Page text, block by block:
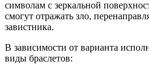
символам с зеркальной
смогут отражать зло,
завистника.
В зависимости от варианта
виды браслетов: